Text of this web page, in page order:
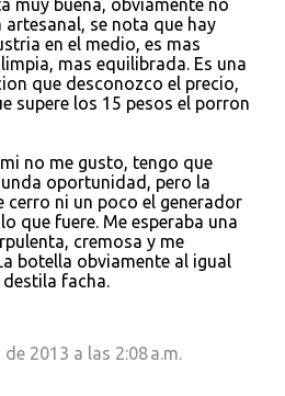
muy buena, obviamente no
artesanal, se nota que hay
en el medio, es mas
mas equilibrada. Es una
que desconozco el precio,
supere los 15 pesos el porron
no me gusto, tengo que
oportunidad, pero la
cerro ni un poco el generador
que fuere. Me esperaba una
cremosa y me
botella obviamente al igual
destila facha.
2013 a las 2:08 a.m.